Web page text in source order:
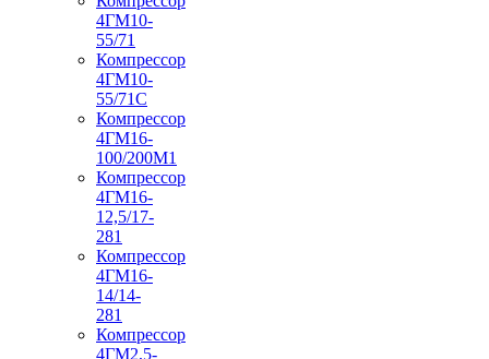
4ГМ10-
55/71
Компрессор
4ГМ10-
55/71С
Компрессор
4ГМ16-
100/200М1
Компрессор
4ГМ16-
12,5/17-
281
Компрессор
4ГМ16-
14/14-
281
Компрессор
4ГМ2,5-